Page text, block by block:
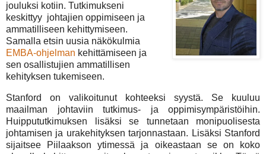
jouluksi kotiin. Tutkimukseni
keskittyy johtajien oppimiseen ja
ammatilliseen kehittymiseen.
Samalla etsin uusia näkökulmia
EMBA-ohjelman kehittämiseen ja
sen osallistujien ammatillisen
kehityksen tukemiseen.
Stanford on valikoitunut kohteeksi syystä. Se kuuluu
maailman johtaviin tutkimus- ja oppimisympäristöihin.
Huippututkimuksen lisäksi se tunnetaan monipuolisesta
johtamisen ja urakehityksen tarjonnastaan. Lisäksi Stanford
sijaitsee Piilaakson ytimessä ja oikeastaan se on koko